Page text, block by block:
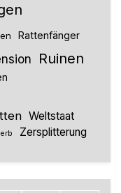
Rattenfänger
Ruinen
Weltstaat
Zersplitterung